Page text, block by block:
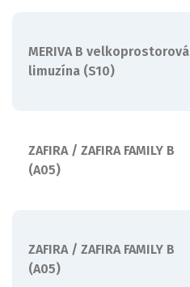
MERIVA B velkoprostorová
limuzína (S10)
ZAFIRA / ZAFIRA FAMILY B
(A05)
ZAFIRA / ZAFIRA FAMILY B
(A05)